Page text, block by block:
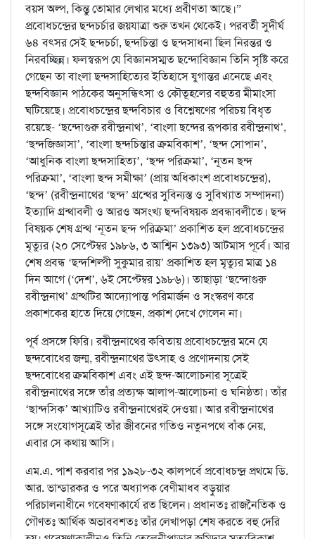
বয়স অল্প, কিন্তু তোমার লেখার মধ্যে প্রবীণতা আছে।”
প্রবোধচন্দ্রের ছন্দচর্চার জয়যাত্রা শুরু তখন থেকেই। পরবর্তী সুদীর্ঘ
৬৪ বৎসর সেই ছন্দচর্চা, ছন্দচিন্তা ও ছন্দসাধনা ছিল নিরন্তর ও
নিরবচ্ছিন্ন। ফলস্বরূপ যে বিজ্ঞানসম্মত ছন্দোবিজ্ঞান তিনি সৃষ্টি করে
গেছেন তা বাংলা ছন্দসাহিত্যের ইতিহাসে যুগান্তর এনেছে এবং
ছন্দবিজ্ঞান পাঠকের অনুসন্ধিৎসা ও কৌতূহলের বহুতর মীমাংসা
ঘটিয়েছে। প্রবোধচন্দ্রের ছন্দবিচার ও বিশ্লেষণের পরিচয় বিধৃত
রয়েছে- ‘ছন্দোগুরু রবীন্দ্রনাথ’, ‘বাংলা ছন্দের রূপকার রবীন্দ্রনাথ’,
‘ছন্দজিজ্ঞাসা’, ‘বাংলা ছন্দচিন্তার ক্রমবিকাশ’, ‘ছন্দ সোপান’,
‘আধুনিক বাংলা ছন্দসাহিত্য’, ‘ছন্দ পরিক্রমা’, ‘নূতন ছন্দ
পরিক্রমা’, ‘বাংলা ছন্দ সমীক্ষা’ (প্রায় অধিকাংশ প্রবোধচন্দ্রের),
‘ছন্দ’ (রবীন্দ্রনাথের ‘ছন্দ’ গ্রন্থের সুবিন্যস্ত ও সুবিখ্যাত সম্পাদনা)
ইত্যাদি গ্রন্থাবলী ও আরও অসংখ্য ছন্দবিষয়ক প্রবন্ধাবলীতে। ছন্দ
বিষয়ক শেষ গ্রন্থ ‘নূতন ছন্দ পরিক্রমা’ প্রকাশিত হল প্রবোধচন্দ্রের
মৃত্যুর (২০ সেপ্টেম্বর ১৯৮৬, ৩ আশ্বিন ১৩৯৩) আটমাস পূর্বে। আর
শেষ প্রবন্ধ ‘ছন্দশিল্পী সুকুমার রায়’ প্রকাশিত হল মৃত্যুর মাত্র ১৪
দিন আগে (‘দেশ’, ৬ই সেপ্টেম্বর ১৯৮৬)। তাছাড়া ‘ছন্দোগুরু
রবীন্দ্রনাথ’ গ্রন্থটির আদ্যোপান্ত পরিমার্জন ও সংস্করণ করে
প্রকাশকের হাতে দিয়ে গেছেন, প্রকাশ দেখে গেলেন না।
পূর্ব প্রসঙ্গে ফিরি। রবীন্দ্রনাথের কবিতায় প্রবোধচন্দ্রের মনে যে
ছন্দবোধের জন্ম, রবীন্দ্রনাথের উৎসাহ ও প্রণোদনায় সেই
ছন্দবোধের ক্রমবিকাশ এবং এই ছন্দ-আলোচনার সূত্রেই
রবীন্দ্রনাথের সঙ্গে তাঁর প্রত্যক্ষ আলাপ-আলোচনা ও ঘনিষ্ঠতা। তাঁর
‘ছান্দসিক’ আখ্যাটিও রবীন্দ্রনাথেরই দেওয়া। আর রবীন্দ্রনাথের
সঙ্গে সংযোগসূত্রেই তাঁর জীবনের গতিও নতুনপথে বাঁক নেয়,
এবার সে কথায় আসি।
এম.এ. পাশ করবার পর ১৯২৮-৩২ কালপর্বে প্রবোধচন্দ্র প্রথমে ডি.
আর. ভান্ডারকর ও পরে অধ্যাপক বেণীমাধব বড়ুয়ার
পরিচালনাধীনে গবেষণাকার্যে রত ছিলেন। প্রধানতঃ রাজনৈতিক ও
গৌণতঃ আর্থিক অভাববশতঃ তাঁর লেখাপড়া শেষ করতে বহু দেরি